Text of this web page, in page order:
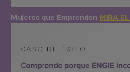
Mujeres que Emprenden MIRA